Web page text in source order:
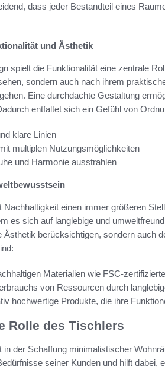
dass jeder Bestandteil eines
und Ästhetik
spielt die Funktionalität eine zentrale
sondern auch nach ihrem
Eine durchdachte Gestaltung
entfaltet sich ein Gefühl von
klare Linien
multiplen Nutzungsmöglichkeiten
und Harmonie ausstrahlen
Nachhaltigkeit einen immer größeren
es sich auf langlebige und
Ästhetik berücksichtigen, sondern auch
Materialien wie FSC-
von Ressourcen durch
hochwertige Produkte, die ihre
Rolle des Tischlers
in der Schaffung minimalistischer
seiner Kunden und hilft dabei,